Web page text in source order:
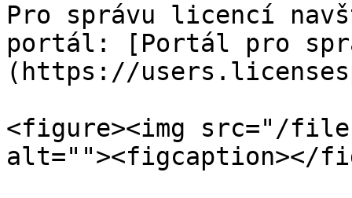
Pro správu licencí
portál: [Portál pro
(https://
<figure><img src="/files/
alt=""><figcaption></